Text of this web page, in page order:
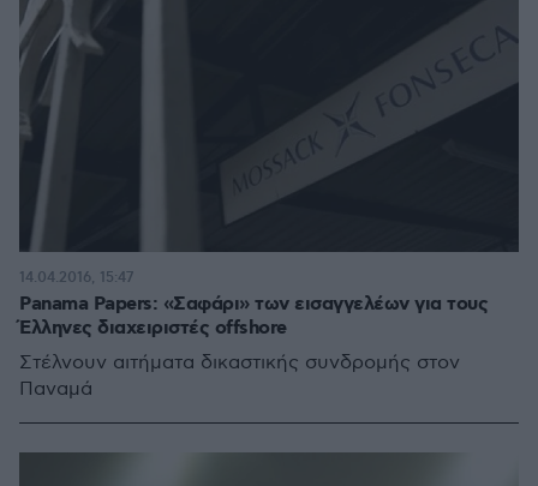
Panama Papers: «Σαφάρι» των εισαγγελέων για τους
Έλληνες διαχειριστές offshore
Στέλνουν αιτήματα δικαστικής συνδρομής στον
Παναμά
14.04.2016, 15:47